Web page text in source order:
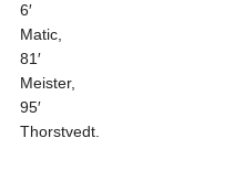
6′
Matic,
81′
Meister,
95′
Thorstvedt.